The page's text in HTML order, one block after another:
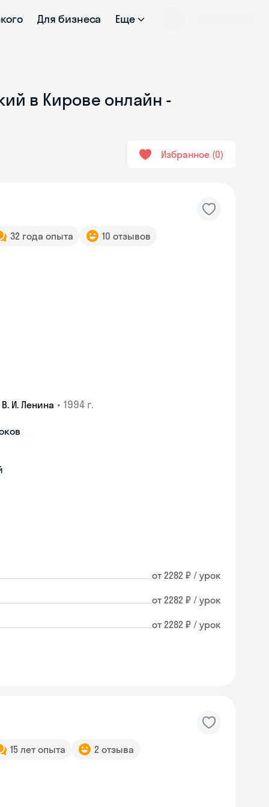
Для бизнеса Еще
в Кирове онлайн -
Избранное 0
32 года опыта 10 отзывов
И. Ленина • 1994 г.
от 2282 ₽ / урок
от 2282 ₽ / урок
от 2282 ₽ / урок
15 лет опыта 2 отзыва